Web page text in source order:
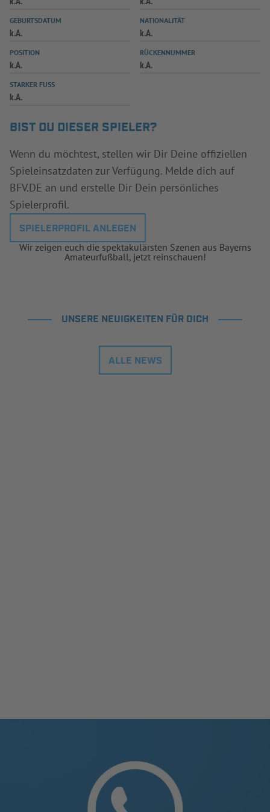
SPIELPLUS
GEBURTSDATUM
k.A.
NATIONALITÄT
k.A.
POSITION
k.A.
RÜCKENNUMMER
k.A.
STARKER FUSS
k.A.
BIST DU DIESER SPIELER?
Wenn du möchtest, stellen wir Dir Deine offiziellen
Spieleinsatzdaten zur Verfügung. Melde dich auf
BFV.DE an und erstelle Dir Dein persönliches
Spielerprofil.
SPIELERPROFIL ANLEGEN
Wir zeigen euch die spektakulärsten Szenen aus Bayerns
Amateurfußball, jetzt reinschauen!
UNSERE NEUIGKEITEN FÜR DICH
ALLE NEWS